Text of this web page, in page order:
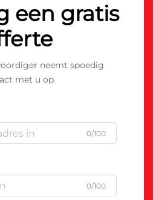
een gratis
neemt spoedig
met u op.
0/100
0/100